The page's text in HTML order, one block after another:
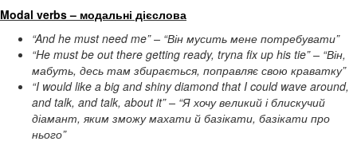
Modal verbs – модальні дієслова
“And he must need me” – “Він мусить мене потребувати”
“He must be out there getting ready, tryna fix up his tie” – “Він,
мабуть, десь там збирається, поправляє свою краватку”
“I would like a big and shiny diamond that I could wave around,
and talk, and talk, about it” – “Я хочу великий і блискучий
діамант, яким зможу махати й базікати, базікати про
нього”